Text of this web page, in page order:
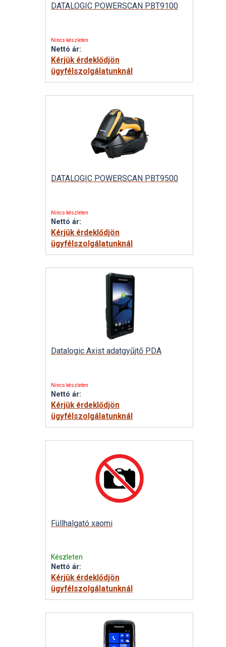
DATALOGIC POWERSCAN PBT9100
Nincs készleten
Nettó ár:
Kérjük érdeklődjön
ügyfélszolgálatunknál
DATALOGIC POWERSCAN PBT9500
Nincs készleten
Nettó ár:
Kérjük érdeklődjön
ügyfélszolgálatunknál
Datalogic Axist adatgyűjtő PDA
Nincs készleten
Nettó ár:
Kérjük érdeklődjön
ügyfélszolgálatunknál
Füllhalgató xaomi
Készleten
Nettó ár:
Kérjük érdeklődjön
ügyfélszolgálatunknál